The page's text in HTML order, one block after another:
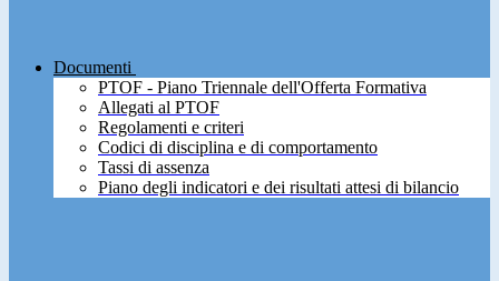
Documenti
PTOF - Piano Triennale dell'Offerta Formativa
Allegati al PTOF
Regolamenti e criteri
Codici di disciplina e di comportamento
Tassi di assenza
Piano degli indicatori e dei risultati attesi di bilancio